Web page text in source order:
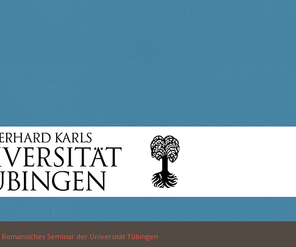
Romanisches Seminar der Universität Tübingen